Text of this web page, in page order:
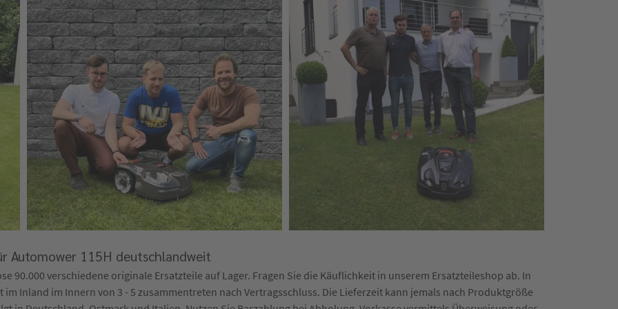
Automower 115H deutschlandweit
90.000 verschiedene originale Ersatzteile auf Lager. Fragen Sie die Käuflichkeit in unserem Ersatzteileshop ab. In
Inland im Innern von 3 - 5 zusammentreten nach Vertragsschluss. Die Lieferzeit kann jemals nach Produktgröße